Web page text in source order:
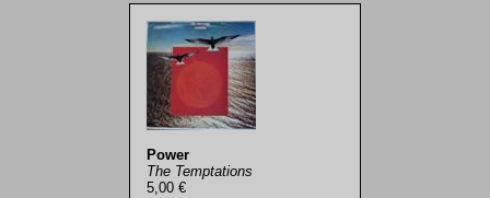
Power
The Temptations
5,00 €